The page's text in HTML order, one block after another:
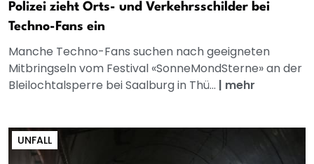
Polizei zieht Orts- und Verkehrsschilder bei
Techno-Fans ein
Manche Techno-Fans suchen nach geeigneten
Mitbringseln vom Festival «SonneMondSterne» an der
Bleilochtalsperre bei Saalburg in Thü... | mehr
UNFALL